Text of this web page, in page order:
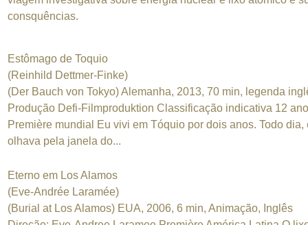
consquências.
Estômago de Toquio
(Reinhild Dettmer-Finke)
(Der Bauch von Tokyo) Alemanha, 2013, 70 min, legenda
Produção Defi-Filmproduktion Classificação indicativa 12
Première mundial Eu vivi em Tóquio por dois anos. Todo dia,
olhava pela janela do...
Eterno em Los Alamos
(Eve-Andrée Laramée)
(Burial at Los Alamos) EUA, 2006, 6 min, Animação, Inglês